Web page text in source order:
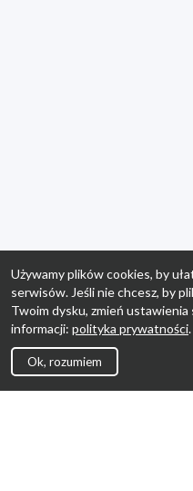
Używamy plików cookies, by
serwisów. Jeśli nie chcesz, by
Twoim dysku, zmień
informacji: polityka prywatności.
Ok, rozumiem